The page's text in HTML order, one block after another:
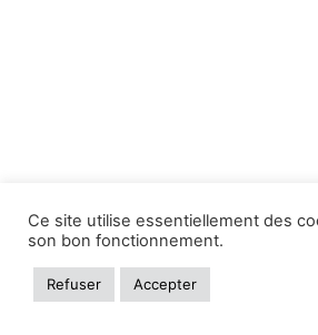
Ce site utilise essentiellement des
son bon fonctionnement.
Refuser Accepter